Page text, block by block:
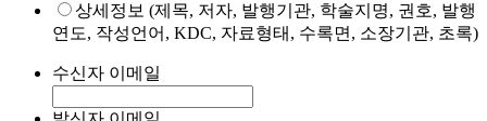
상세정보 (제목, 저자, 발행기관, 학술지명, 권호, 발행
연도, 작성언어, KDC, 자료형태, 수록면, 소장기관, 초록)
수신자 이메일